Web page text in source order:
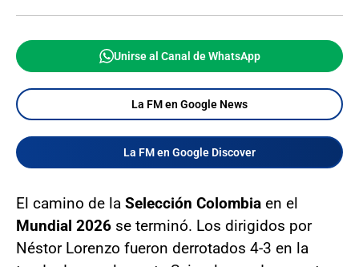
Unirse al Canal de WhatsApp
La FM en Google News
La FM en Google Discover
El camino de la Selección Colombia en el
Mundial 2026 se terminó. Los dirigidos por
Néstor Lorenzo fueron derrotados 4-3 en la